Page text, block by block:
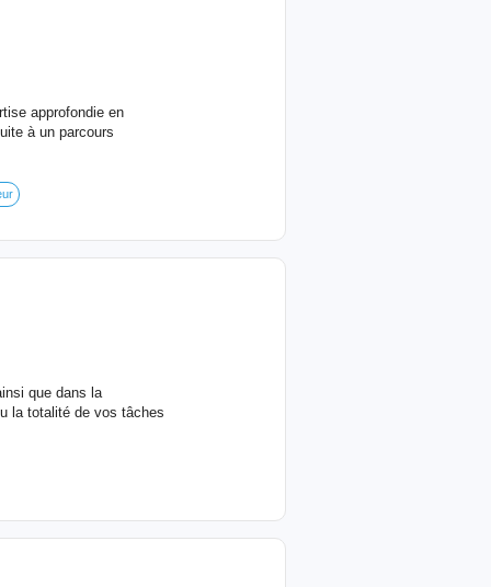
approfondie en
à un parcours
que dans la
la totalité de vos tâches